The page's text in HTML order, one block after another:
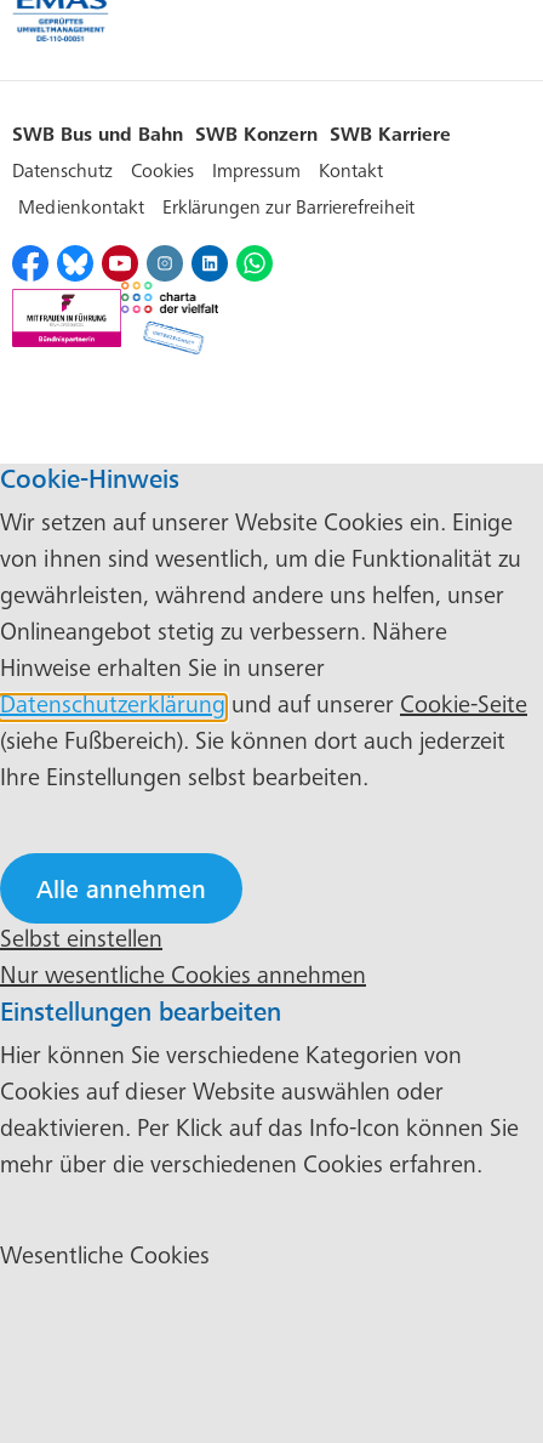
SWB Bus und Bahn SWB Konzern
SWB Karriere
Datenschutz
Cookies Impressum
Kontakt
Medienkontakt
Erklärungen zur Barrierefreiheit
Cookie-Hinweis
Wir setzen auf unserer Website Cookies ein. Einige
von ihnen sind wesentlich, um die Funktionalität zu
gewährleisten, während andere uns helfen, unser
Onlineangebot stetig zu verbessern. Nähere
Hinweise erhalten Sie in unserer
Datenschutzerklärung und auf unserer Cookie-Seite
(siehe Fußbereich). Sie können dort auch jederzeit
Ihre Einstellungen selbst bearbeiten.
Alle annehmen
Selbst einstellen
Nur wesentliche Cookies annehmen
Einstellungen bearbeiten
Hier können Sie verschiedene Kategorien von
Cookies auf dieser Website auswählen oder
deaktivieren. Per Klick auf das Info-Icon können Sie
mehr über die verschiedenen Cookies erfahren.
Wesentliche Cookies